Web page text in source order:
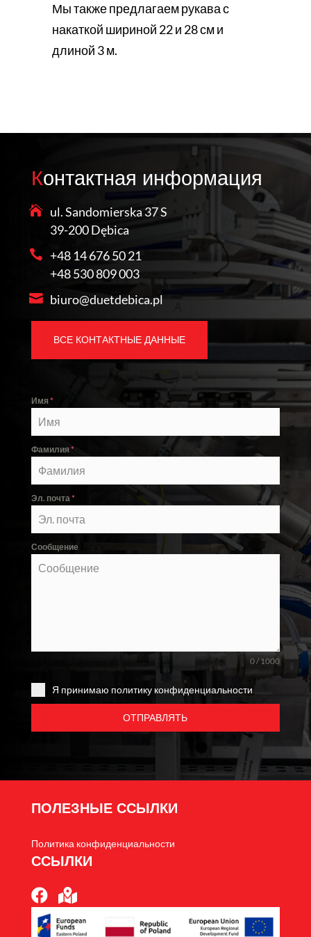
Мы также предлагаем рукава с
накаткой шириной 22 и 28 см и
длиной 3 м.
Контактная информация
ul. Sandomierska 37 S
39-200 Dębica
+48 14 676 50 21
+48 530 809 003
biuro@duetdebica.pl
ВСЕ КОНТАКТНЫЕ ДАННЫЕ
Имя *
Фамилия *
Эл. почта*
Сообщение
0 / 1000
Я принимаю политику конфиденциальности
ОТПРАВЛЯТЬ
ПОЛЕЗНЫЕ ССЫЛКИ
Политика конфиденциальности
ССЫЛКИ
 